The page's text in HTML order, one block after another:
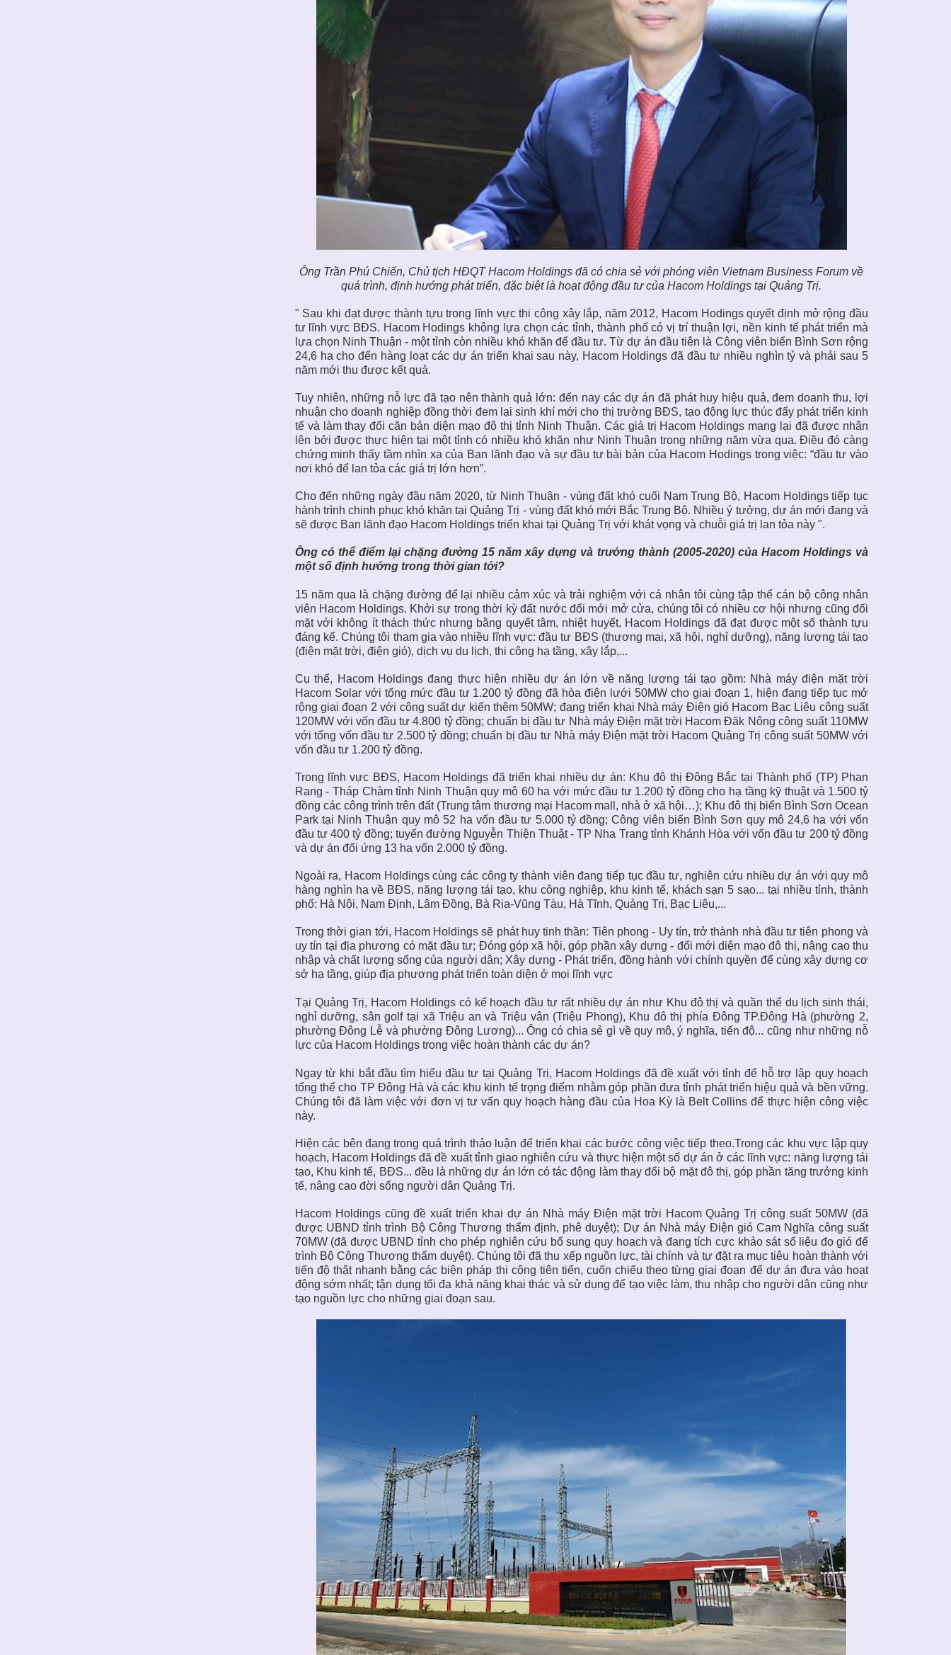
Ông Trần Phú Chiến, Chủ tịch HĐQT Hacom Holdings đã có chia sẻ với phóng viên Vietnam Business Forum về
quá trình, định hướng phát triển, đặc biệt là hoạt động đầu tư của Hacom Holdings tại Quảng Trị.
" Sau khi đạt được thành tựu trong lĩnh vực thi công xây lắp, năm 2012, Hacom Hodings quyết định mở rộng đầu
tư lĩnh vực BĐS. Hacom Hodings không lựa chọn các tỉnh, thành phố có vị trí thuận lợi, nền kinh tế phát triển mà
lựa chọn Ninh Thuận - một tỉnh còn nhiều khó khăn để đầu tư. Từ dự án đầu tiên là Công viên biển Bình Sơn rộng
24,6 ha cho đến hàng loạt các dự án triển khai sau này, Hacom Holdings đã đầu tư nhiều nghìn tỷ và phải sau 5
năm mới thu được kết quả.
Tuy nhiên, những nỗ lực đã tạo nên thành quả lớn: đến nay các dự án đã phát huy hiệu quả, đem doanh thu, lợi
nhuận cho doanh nghiệp đồng thời đem lại sinh khí mới cho thị trường BĐS, tạo động lực thúc đẩy phát triển kinh
tế và làm thay đổi căn bản diện mạo đô thị tỉnh Ninh Thuận. Các giá trị Hacom Holdings mang lại đã được nhân
lên bởi được thực hiện tại một tỉnh có nhiều khó khăn như Ninh Thuận trong những năm vừa qua. Điều đó càng
chứng minh thấy tầm nhìn xa của Ban lãnh đạo và sự đầu tư bài bản của Hacom Hodings trong việc: “đầu tư vào
nơi khó để lan tỏa các giá trị lớn hơn”.
Cho đến những ngày đầu năm 2020, từ Ninh Thuận - vùng đất khó cuối Nam Trung Bộ, Hacom Holdings tiếp tục
hành trình chinh phục khó khăn tại Quảng Trị - vùng đất khó mới Bắc Trung Bộ. Nhiều ý tưởng, dự án mới đang và
sẽ được Ban lãnh đạo Hacom Holdings triển khai tại Quảng Trị với khát vọng và chuỗi giá trị lan tỏa này ".
Ông có thể điểm lại chặng đường 15 năm xây dựng và trưởng thành (2005-2020) của Hacom Holdings và
một số định hướng trong thời gian tới?
15 năm qua là chặng đường để lại nhiều cảm xúc và trải nghiệm với cá nhân tôi cùng tập thể cán bộ công nhân
viên Hacom Holdings. Khởi sự trong thời kỳ đất nước đổi mới mở cửa, chúng tôi có nhiều cơ hội nhưng cũng đối
mặt với không ít thách thức nhưng bằng quyết tâm, nhiệt huyết, Hacom Holdings đã đạt được một số thành tựu
đáng kể. Chúng tôi tham gia vào nhiều lĩnh vực: đầu tư BĐS (thương mại, xã hội, nghỉ dưỡng), năng lượng tái tạo
(điện mặt trời, điện gió), dịch vụ du lịch, thi công hạ tầng, xây lắp,...
Cụ thể, Hacom Holdings đang thực hiện nhiều dự án lớn về năng lượng tái tạo gồm: Nhà máy điện mặt trời
Hacom Solar với tổng mức đầu tư 1.200 tỷ đồng đã hòa điện lưới 50MW cho giai đoạn 1, hiện đang tiếp tục mở
rộng giai đoạn 2 với công suất dự kiến thêm 50MW; đang triển khai Nhà máy Điện gió Hacom Bạc Liêu công suất
120MW với vốn đầu tư 4.800 tỷ đồng; chuẩn bị đầu tư Nhà máy Điện mặt trời Hacom Đăk Nông công suất 110MW
với tổng vốn đầu tư 2.500 tỷ đồng; chuẩn bị đầu tư Nhà máy Điện mặt trời Hacom Quảng Trị công suất 50MW với
vốn đầu tư 1.200 tỷ đồng.
Trong lĩnh vực BĐS, Hacom Holdings đã triển khai nhiều dự án: Khu đô thị Đông Bắc tại Thành phố (TP) Phan
Rang - Tháp Chàm tỉnh Ninh Thuận quy mô 60 ha với mức đầu tư 1.200 tỷ đồng cho hạ tầng kỹ thuật và 1.500 tỷ
đồng các công trình trên đất (Trung tâm thương mại Hacom mall, nhà ở xã hội…); Khu đô thị biển Bình Sơn Ocean
Park tại Ninh Thuận quy mô 52 ha vốn đầu tư 5.000 tỷ đồng; Công viên biển Bình Sơn quy mô 24,6 ha với vốn
đầu tư 400 tỷ đồng; tuyến đường Nguyễn Thiện Thuật - TP Nha Trang tỉnh Khánh Hòa với vốn đầu tư 200 tỷ đồng
và dự án đối ứng 13 ha vốn 2.000 tỷ đồng.
Ngoài ra, Hacom Holdings cùng các công ty thành viên đang tiếp tục đầu tư, nghiên cứu nhiều dự án với quy mô
hàng nghìn ha về BĐS, năng lượng tái tạo, khu công nghiệp, khu kinh tế, khách sạn 5 sao... tại nhiều tỉnh, thành
phố: Hà Nội, Nam Định, Lâm Đồng, Bà Rịa-Vũng Tàu, Hà Tĩnh, Quảng Trị, Bạc Liêu,...
Trong thời gian tới, Hacom Holdings sẽ phát huy tinh thần: Tiên phong - Uy tín, trở thành nhà đầu tư tiên phong và
uy tín tại địa phương có mặt đầu tư; Đóng góp xã hội, góp phần xây dựng - đổi mới diện mạo đô thị, nâng cao thu
nhập và chất lượng sống của người dân; Xây dựng - Phát triển, đồng hành với chính quyền để cùng xây dựng cơ
sở hạ tầng, giúp địa phương phát triển toàn diện ở mọi lĩnh vực
Tại Quảng Trị, Hacom Holdings có kế hoạch đầu tư rất nhiều dự án như Khu đô thị và quần thể du lịch sinh thái,
nghỉ dưỡng, sân golf tại xã Triệu an và Triệu vân (Triệu Phong), Khu đô thị phía Đông TP.Đông Hà (phường 2,
phường Đông Lễ và phường Đông Lương)... Ông có chia sẻ gì về quy mô, ý nghĩa, tiến độ... cũng như những nỗ
lực của Hacom Holdings trong việc hoàn thành các dự án?
Ngay từ khi bắt đầu tìm hiểu đầu tư tại Quảng Trị, Hacom Holdings đã đề xuất với tỉnh để hỗ trợ lập quy hoạch
tổng thể cho TP Đông Hà và các khu kinh tế trọng điểm nhằm góp phần đưa tỉnh phát triển hiệu quả và bền vững.
Chúng tôi đã làm việc với đơn vị tư vấn quy hoạch hàng đầu của Hoa Kỳ là Belt Collins để thực hiện công việc
này.
Hiện các bên đang trong quá trình thảo luận để triển khai các bước công việc tiếp theo.Trong các khu vực lập quy
hoạch, Hacom Holdings đã đề xuất tỉnh giao nghiên cứu và thực hiện một số dự án ở các lĩnh vực: năng lượng tái
tạo, Khu kinh tế, BĐS... đều là những dự án lớn có tác động làm thay đổi bộ mặt đô thị, góp phần tăng trưởng kinh
tế, nâng cao đời sống người dân Quảng Trị.
Hacom Holdings cũng đề xuất triển khai dự án Nhà máy Điện mặt trời Hacom Quảng Trị công suất 50MW (đã
được UBND tỉnh trình Bộ Công Thương thẩm định, phê duyệt); Dự án Nhà máy Điện gió Cam Nghĩa công suất
70MW (đã được UBND tỉnh cho phép nghiên cứu bổ sung quy hoạch và đang tích cực khảo sát số liệu đo gió để
trình Bộ Công Thương thẩm duyệt). Chúng tôi đã thu xếp nguồn lực, tài chính và tự đặt ra mục tiêu hoàn thành với
tiến độ thật nhanh bằng các biện pháp thi công tiên tiến, cuốn chiếu theo từng giai đoạn để dự án đưa vào hoạt
động sớm nhất; tận dụng tối đa khả năng khai thác và sử dụng để tạo việc làm, thu nhập cho người dân cũng như
tạo nguồn lực cho những giai đoạn sau.